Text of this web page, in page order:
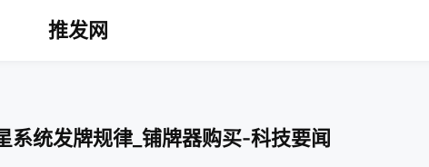
推发网
系统发牌规律_铺牌器购买-科技要闻